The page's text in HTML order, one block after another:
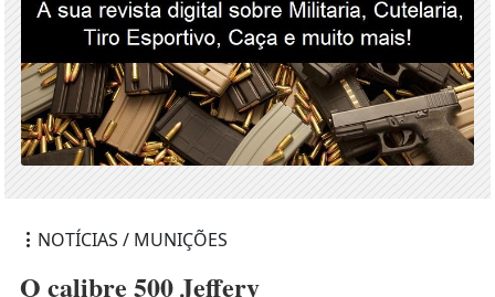
NOTÍCIAS / MUNIÇÕES
O calibre 500 Jeffery